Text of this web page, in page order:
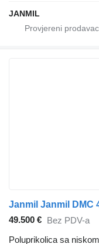
JANMIL
49.500 € Bez PDV-a
Poluprikolica sa